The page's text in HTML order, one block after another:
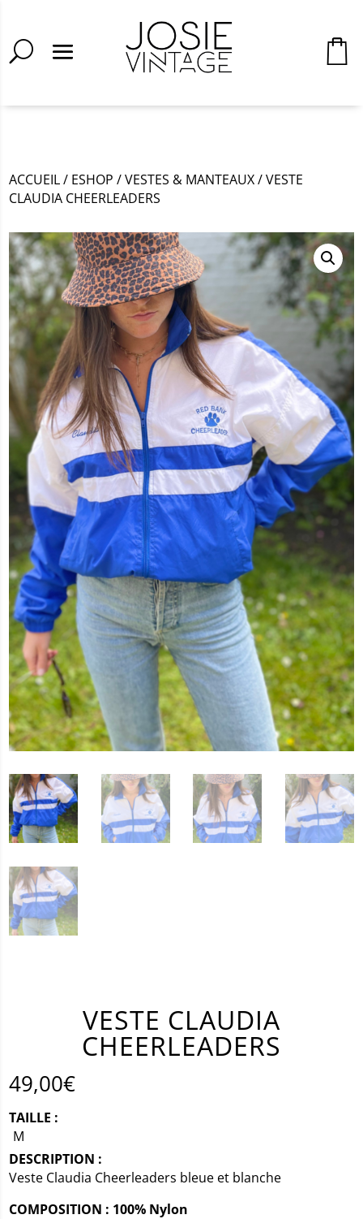
ACCUEIL/ ESHOP /VESTES & MANTEAUX/VESTE
CLAUDIA CHEERLEADERS
VESTE CLAUDIA
CHEERLEADERS
49,00€
TAILLE :
M
DESCRIPTION :
Veste Claudia Cheerleaders bleue et blanche
COMPOSITION : 100% Nylon